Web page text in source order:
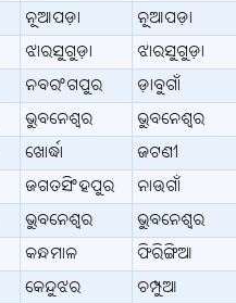
ନୂଆପଡ଼ା
ନୂଆପଡ଼ା
ଝାରସୁଗୁଡ଼ା
ଝାରସୁଗୁଡ଼ା
ନବରଂଗପୁର
ଡ଼ାବୁଗାଁ
ଭୁବନେଶ୍ବର
ଭୁବନେଶ୍ବର
ଖୋର୍ଦ୍ଧା
ଜଟଣୀ
ଜଗତସିଂହପୁର
ନାଉଗାଁ
ଭୁବନେଶ୍ବର
ଭୁବନେଶ୍ବର
କନ୍ଧମାଳ
ଫିରିଙ୍ଗିଆ
କେନ୍ଦୁଝର
ଚମ୍ପୁଆ